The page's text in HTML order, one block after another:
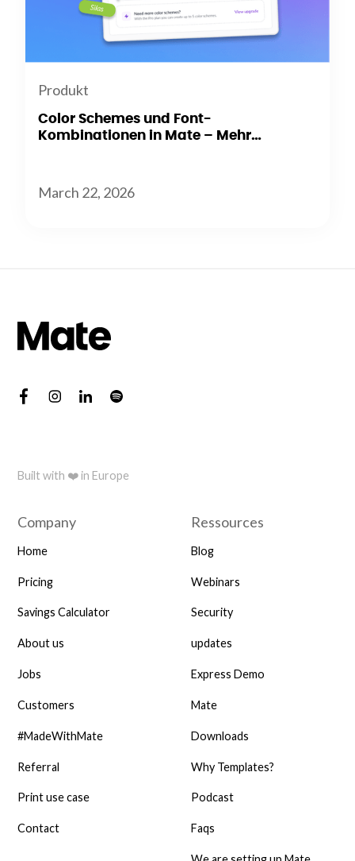
Produkt
Color Schemes und Font-
Kombinationen in Mate – Mehr
March 22, 2026
Built with ❤️ in Europe
Company
Home
Pricing
Savings Calculator
About us
Jobs
Customers
#MadeWithMate
Referral
Print use case
Contact
Ressources
Blog
Webinars
Security
updates
Express Demo
Mate
Downloads
Why Templates?
Podcast
Faqs